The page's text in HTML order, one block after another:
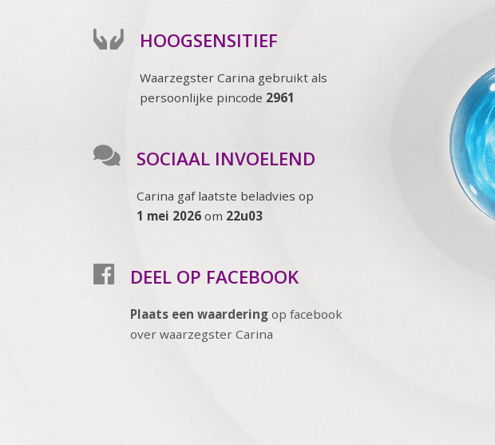
HOOGSENSITIEF
Waarzegster Carina gebruikt als
persoonlijke pincode 2961
SOCIAAL INVOELEND
Carina gaf laatste beladvies op
1 mei 2026 om 22u03
DEEL OP FACEBOOK
Plaats een waardering op facebook
over waarzegster Carina